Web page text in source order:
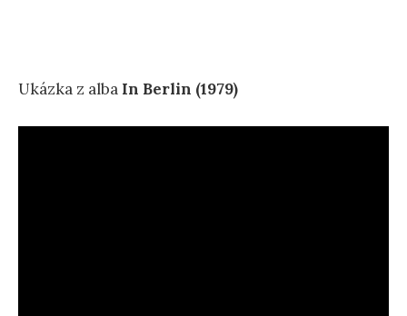
Ukázka z alba In Berlin (1979)